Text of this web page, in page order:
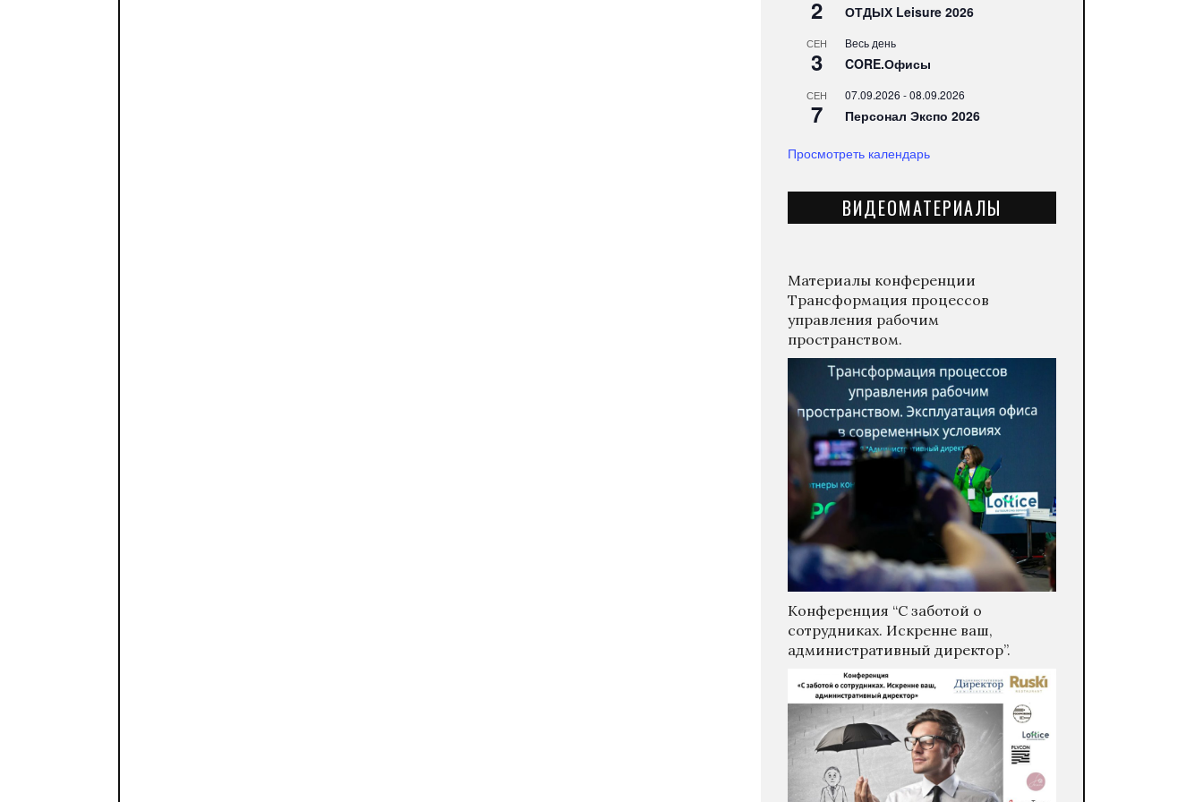
2 ОТДЫХ Leisure 2026
СЕН
3
Весь день
CORE.Офисы
СЕН
7
07.09.2026 -08.09.2026
Персонал Экспо 2026
Просмотреть календарь
ВИДЕОМАТЕРИАЛЫ
Материалы конференции
Трансформация процессов
управления рабочим
пространством.
Конференция “С заботой о
сотрудниках. Искренне ваш,
административный директор”.